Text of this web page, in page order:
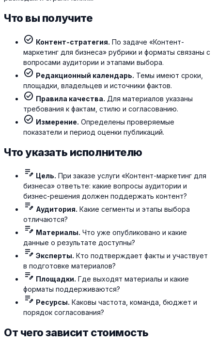
Что вы получите
check_circle Контент-стратегия. По задаче «Контент-
маркетинг для бизнеса» рубрики и форматы связаны с
вопросами аудитории и этапами выбора.
check_circle Редакционный календарь. Темы имеют сроки,
площадки, владельцев и источники фактов.
check_circle Правила качества. Для материалов указаны
требования к фактам, стилю и согласованию.
check_circle Измерение. Определены проверяемые
показатели и период оценки публикаций.
Что указать исполнителю
edit_note Цель. При заказе услуги «Контент-маркетинг для
бизнеса» ответьте: какие вопросы аудитории и
бизнес-решения должен поддержать контент?
edit_note Аудитория. Какие сегменты и этапы выбора
отличаются?
edit_note Материалы. Что уже опубликовано и какие
данные о результате доступны?
edit_note Эксперты. Кто подтверждает факты и участвует
в подготовке материалов?
edit_note Площадки. Где выходят материалы и какие
форматы поддерживаются?
edit_note Ресурсы. Каковы частота, команда, бюджет и
порядок согласования?
От чего зависит стоимость